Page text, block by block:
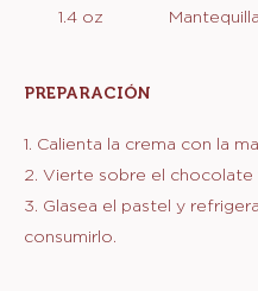
1.4 oz Mantequilla
PREPARACIÓN
LA
DE
CHOCOLATE
1. Calienta la crema con la
2. Vierte sobre el chocolate
3. Glasea el pastel y
consumirlo.